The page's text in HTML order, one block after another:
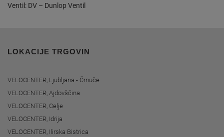
Ventil: DV – Dunlop Ventil
LOKACIJE TRGOVIN
VELOCENTER, Ljubljana - Črnuče
VELOCENTER, Ajdovščina
VELOCENTER, Celje
VELOCENTER, Idrija
VELOCENTER, Ilirska Bistrica